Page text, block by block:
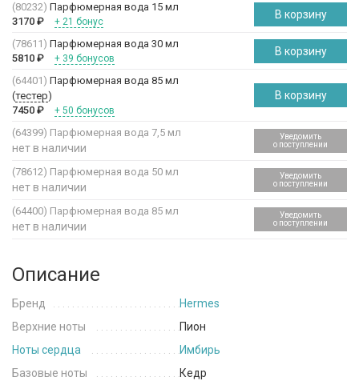
(80232) Парфюмерная вода 15 мл
3170 ₽ + 21 бонус
В корзину
(78611) Парфюмерная вода 30 мл
5810 ₽ + 39 бонусов
В корзину
(64401) Парфюмерная вода 85 мл
(тестер)
7450 ₽ + 50 бонусов
В корзину
(64399) Парфюмерная вода 7,5 мл
нет в наличии
Уведомить
о поступлении
(78612) Парфюмерная вода 50 мл
нет в наличии
Уведомить
о поступлении
(64400) Парфюмерная вода 85 мл
нет в наличии
Уведомить
о поступлении
Описание
Бренд
Hermes
Верхние ноты
Пион
Ноты сердца
Имбирь
Базовые ноты
Кедр